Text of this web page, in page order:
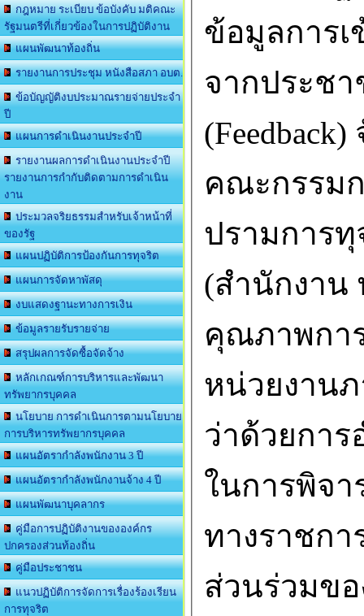
กฎหมาย ระเบียบ ข้อบังคับ มติคณะ
รัฐมนตรีที่เกี่ยวข้องในการปฏิบัติงาน
แผนพัฒนาท้องถิ่น
รายงานการประชุม หนังสือสภา อบต.
ข้อบัญญัติงบประมาณรายจ่ายประจำ
ปี
แผนการดำเนินงานประจำปี
รายงานผลการดำเนินงานประจำปี
รายงานการกำกับติดตามการดำเนิน
งาน
ประมวลจริยธรรมสำหรับเจ้าหน้าที่
ของรัฐ
แผนปฏิบัติการป้องกันการทุจริต
แผนการจัดหาพัสดุ
งบแสดงฐานะทางการเงิน
ข้อมูลรายรับรายจ่าย
สรุปผลการจัดซื้อจัดจ้าง
หลักเกณฑ์การบริหารและพัฒนา
ทรัพยากรบุคคล
นโยบาย การดำเนินการตามนโยบาย
การบริหารทรัพยากรบุคคล
แผนอัตรากำลังพนักงาน 3 ปี
แผนอัตรากำลังพนักงานจ้าง 4 ปี
แผนพัฒนาบุคลากร
คู่มือการปฏิบัติงานขององค์กร
ปกครองส่วนท้องถิ่น
คู่มือประชาชน
แนวปฏิบัติการจัดการเรื่องร้องเรียน
การทุจริต
ข้อมูลการเ
จากประช
คณะกรรม
ปรามการ
(สำนักงาน
คุณภาพกา
หน่วยงาน
ว่าด้วยกา
ในการพิจ
ทางราชกา
ส่วนร่วมข